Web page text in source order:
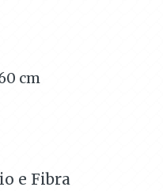
cm
e Fibra